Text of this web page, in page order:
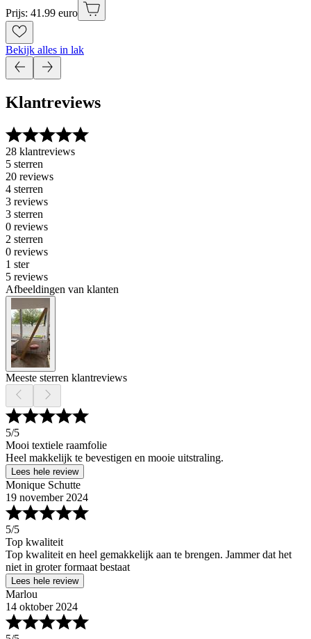
Prijs: 41.99 euro
Bekijk alles in lak
Klantreviews
28 klantreviews
5 sterren
20 reviews
4 sterren
3 reviews
3 sterren
0 reviews
2 sterren
0 reviews
1 ster
5 reviews
Afbeeldingen van klanten
Meeste sterren klantreviews
5/5
Mooi textiele raamfolie
Heel makkelijk te bevestigen en mooie uitstraling.
Lees hele review
Monique Schutte
19 november 2024
5/5
Top kwaliteit
Top kwaliteit en heel gemakkelijk aan te brengen. Jammer dat het
niet in groter formaat bestaat
Lees hele review
Marlou
14 oktober 2024